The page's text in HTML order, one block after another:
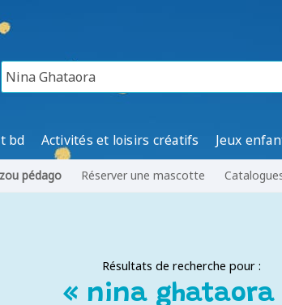
bd Activités et loisirs créatifs Jeux
pédago Réserver une mascotte
Résultats de recherche pour :
« nina ghataora